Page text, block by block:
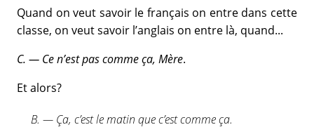
Quand on veut savoir le français on entre dans cette
classe, on veut savoir l’anglais on entre là, quand...
C. — Ce n’est pas comme ça, Mère.
Et alors?
B. — Ça, c’est le matin que c’est comme ça.